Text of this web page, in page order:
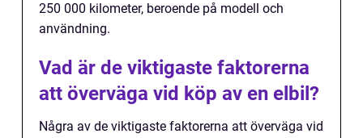
250 000 kilometer, beroende på modell och
användning.
Vad är de viktigaste faktorerna
att överväga vid köp av en elbil?
Några av de viktigaste faktorerna att överväga vid